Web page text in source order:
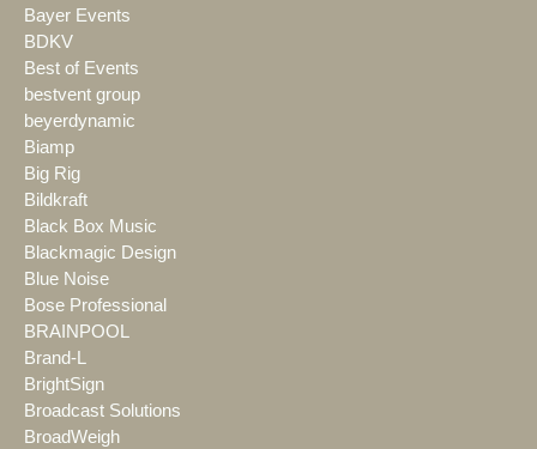
Bayer Events
BDKV
Best of Events
bestvent group
beyerdynamic
Biamp
Big Rig
Bildkraft
Black Box Music
Blackmagic Design
Blue Noise
Bose Professional
BRAINPOOL
Brand-L
BrightSign
Broadcast Solutions
BroadWeigh